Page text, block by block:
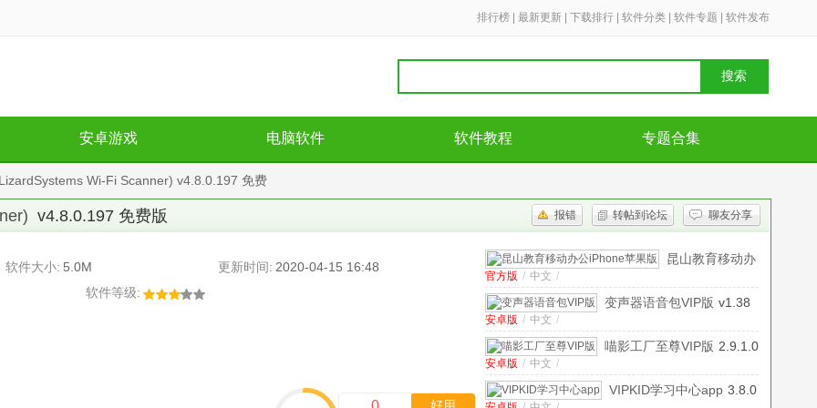
排行榜 最新更新 下载排行 软件分类 软件专题 软件发布
搜索
安卓游戏 电脑软件 软件教程 专题合集
Wi-Fi Scanner) v4.8.0.197 免费
v4.8.0.197 免费版 报错 转帖到论坛 聊友分享
软件大小: 5.0M 更新时间: 2020-04-15 16:48
软件等级:
昆山教育移动办
V8.5官方iOS
版
官方版 / 中文 /
变声器语音包VIP版 v1.38
安卓版 / 中文 /
喵影工厂至尊VIP版 2.9.1.0
安卓版 / 中文 /
VIPKID学习中心app 3.8.0